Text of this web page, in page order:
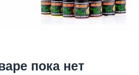
пока нет